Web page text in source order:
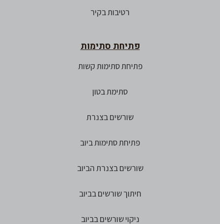
רטיבות בקיר
פתיחת סתימות
פתיחת סתימות קשות
סתימת בטון
שורשים בצנרת
פתיחת סתימות ביוב
שורשים בצנרת הביוב
חיתוך שורשים בביוב
ניקוי שורשים בביוב